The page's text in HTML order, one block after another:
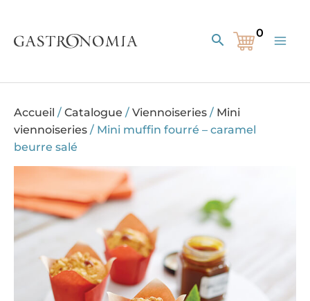
contenu
Rechercher
Accueil / Catalogue / Viennoiseries / Mini
viennoiseries / Mini muffin fourré – caramel
beurre salé